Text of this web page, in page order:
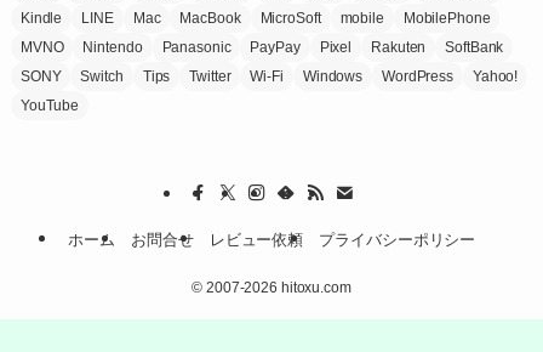
Kindle
LINE Mac MacBook MicroSoft mobile
MobilePhone
MVNO
Nintendo Panasonic PayPay Pixel Rakuten
SoftBank
SONY
Switch Tips Twitter Wi-Fi Windows WordPress
Yahoo!
YouTube
ホーム お問合せ レビュー依頼 プライバシーポリシー
© 2007-2026 hitoxu.com